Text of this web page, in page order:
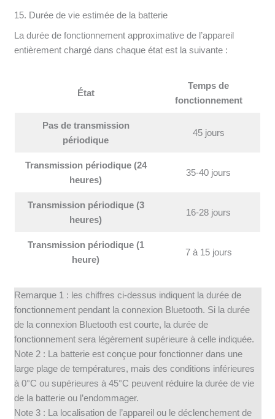
15. Durée de vie estimée de la batterie
La durée de fonctionnement approximative de l’appareil
entièrement chargé dans chaque état est la suivante :
État
Temps de
fonctionnement
Pas de transmission
périodique
45 jours
Transmission périodique (24
heures)
35-40 jours
Transmission périodique (3
heures)
16-28 jours
Transmission périodique (1
heure)
7 à 15 jours
Remarque 1 : les chiffres ci-dessus indiquent la durée de
fonctionnement pendant la connexion Bluetooth. Si la durée
de la connexion Bluetooth est courte, la durée de
fonctionnement sera légèrement supérieure à celle indiquée.
Note 2 : La batterie est conçue pour fonctionner dans une
large plage de températures, mais des conditions inférieures
à 0°C ou supérieures à 45°C peuvent réduire la durée de vie
de la batterie ou l’endommager.
Note 3 : La localisation de l’appareil ou le déclenchement de